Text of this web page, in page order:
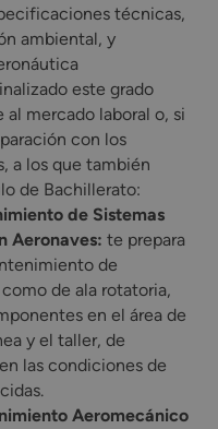
técnicas,
ambiental, y
este grado
mercado laboral o, si
con los
a los que también
de Bachillerato:
de Sistemas
Aeronaves: te prepara
de
de ala rotatoria,
en el área de
y el taller, de
las condiciones de
Aeromecánico